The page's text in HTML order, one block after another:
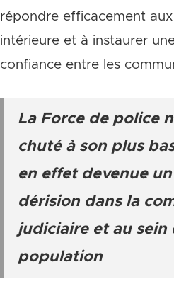
répondre efficacement
intérieure et à instaurer
confiance entre les
La Force de police
chuté à son plus
en effet devenue
dérision dans la
judiciaire et au sein
population